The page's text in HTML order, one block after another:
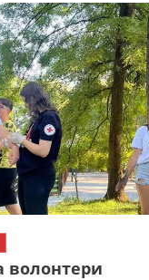
ИСТОРИЈАТ НА ЦКРМ
ИСТОРИЈАТ НА ДВИЖЕЊЕТО
волонтери